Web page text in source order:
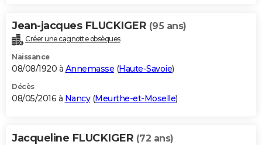
Jean-jacques FLUCKIGER (95 ans)
Créer une cagnotte obsèques
Naissance
08/08/1920 à Annemasse (Haute-Savoie)
Décès
08/05/2016 à Nancy(Meurthe-et-Moselle)
Jacqueline FLUCKIGER (72 ans)